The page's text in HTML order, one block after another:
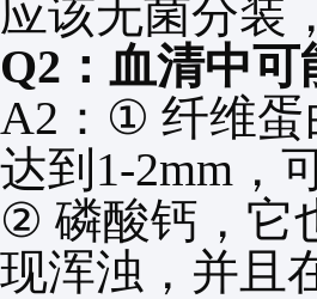
应该无菌分装
Q2 ：血清中
A2 ： ① 纤维
达到 1-2mm ，
② 磷酸钙，它
现浑浊，并且